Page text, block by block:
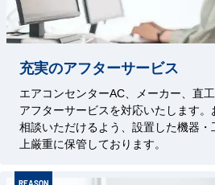
充実のアフターサービス
エアコンセンターAC、メーカー、直
アフターサービスを対応いたします
相談いただけるよう、設置した機器
上厳重に保管しております。